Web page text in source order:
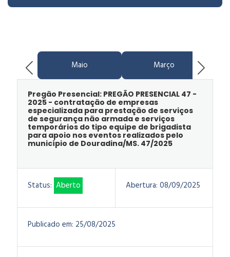
Maio Março
Pregão Presencial: PREGÃO PRESENCIAL 47 -
2025 - contratação de empresas
especializada para prestação de serviços
de segurança não armada e serviços
temporários do tipo equipe de brigadista
para apoio nos eventos realizados pelo
município de Douradina/MS. 47/2025
Status: Aberto Abertura: 08/09/2025
Publicado em: 25/08/2025